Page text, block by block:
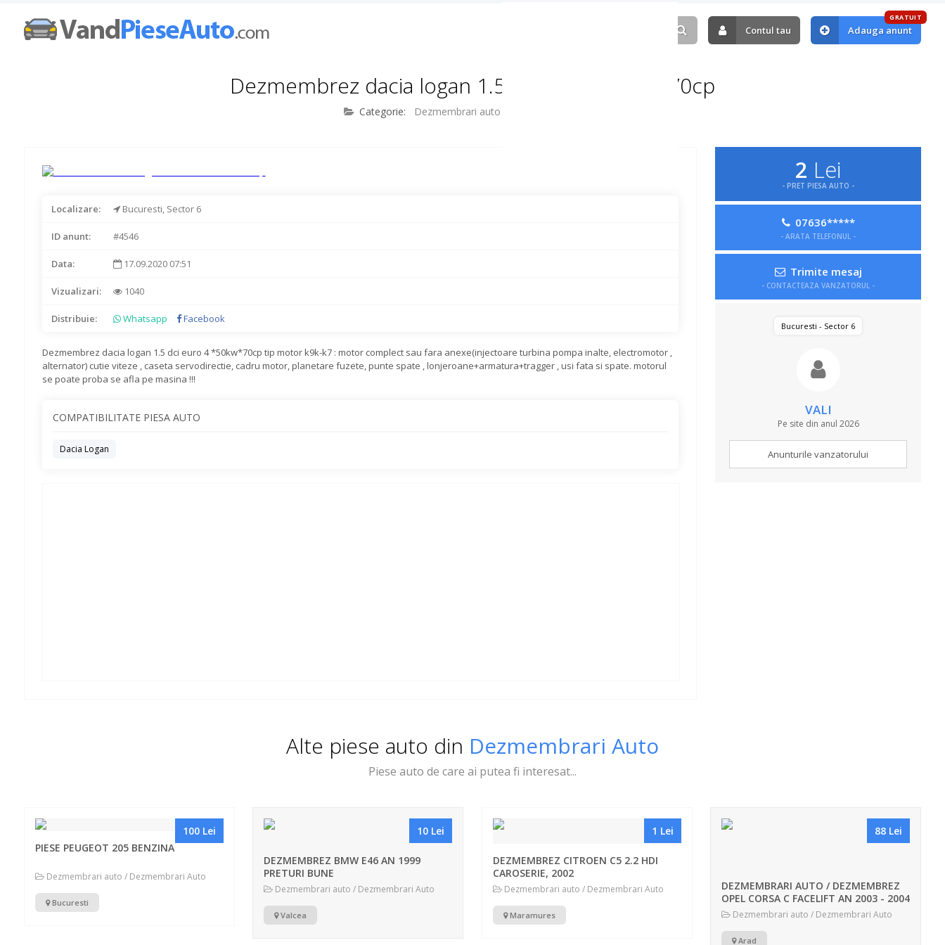
Contul tau Adauga anunt
GRATUIT
Dezmembrez dacia logan 1.5 dci euro 4 50kw 70cp
Categorie: Dezmembrari auto
Localizare: Bucuresti, Sector 6
ID anunt: #4546
Data: 17.09.2020 07:51
Vizualizari: 1040
Distribuie: Whatsapp Facebook
Dezmembrez dacia logan 1.5 dci euro 4 *50kw*70cp tip motor k9k-k7 : motor complect sau fara anexe(injectoare turbina pompa inalte, electromotor ,
alternator) cutie viteze , caseta servodirectie, cadru motor, planetare fuzete, punte spate , lonjeroane+armatura+tragger , usi fata si spate. motorul
se poate proba se afla pe masina !!!
COMPATIBILITATE PIESA AUTO
Dacia Logan
2 Lei
- PRET PIESA AUTO -
07636*****
- ARATA TELEFONUL -
Trimite mesaj
- CONTACTEAZA VANZATORUL -
Bucuresti - Sector 6
VALI
Pe site din anul 2026
Anunturile vanzatorului
Alte piese auto din Dezmembrari Auto
Piese auto de care ai putea fi interesat...
100 Lei
PIESE PEUGEOT 205 BENZINA
Dezmembrari auto / Dezmembrari Auto
Bucuresti
10 Lei
DEZMEMBREZ BMW E46 AN 1999
PRETURI BUNE
Dezmembrari auto / Dezmembrari Auto
Valcea
1 Lei
DEZMEMBREZ CITROEN C5 2.2 HDI
CAROSERIE, 2002
Dezmembrari auto / Dezmembrari Auto
Maramures
88 Lei
DEZMEMBRARI AUTO / DEZMEMBREZ
OPEL CORSA C FACELIFT AN 2003 - 2004
- 2005 - 2006 - 2007 MOTOR 1.2 12V
, 1.3CDTI TIP Z13DT , 1.7DTI TIP Y17DT
Dezmembrari auto / Dezmembrari Auto
Arad